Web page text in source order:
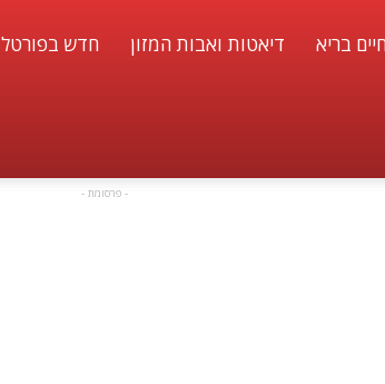
בריא דיאטות ואבות המזון חדש בפורטל
- פרסומת -